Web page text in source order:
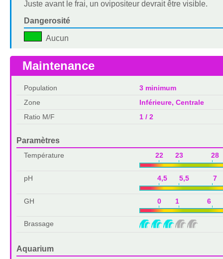
Juste avant le frai, un ovipositeur devrait être visible.
Dangerosité
Aucun
Maintenance
Population
3 minimum
Zone
Inférieure, Centrale
Ratio M/F
1 / 2
Paramètres
Température 22 23 28
pH 4,5 5,5 7
GH 0 1 6
Brassage
Aquarium